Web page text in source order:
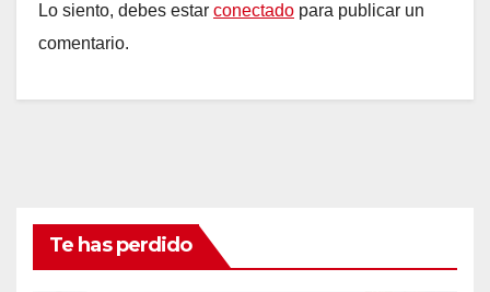
Lo siento, debes estar conectado para publicar un
comentario.
Te has perdido